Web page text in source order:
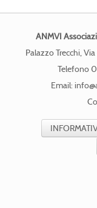
ANMVI
Palazzo Trecchi,
Telefono
Email: